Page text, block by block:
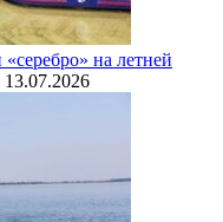
на летней
13.07.2026